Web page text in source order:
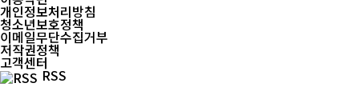
개인정보처리방침
청소년보호정책
이메일무단수집거부
저작권정책
고객센터
RSS